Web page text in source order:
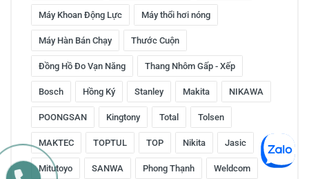
Máy Khoan Động Lực Máy thổi hơi nóng
Máy Hàn Bán Chạy Thước Cuộn
Đồng Hồ Đo Vạn Năng Thang Nhôm Gấp - Xếp
Bosch Hồng Ký Stanley Makita NIKAWA
POONGSAN Kingtony Total Tolsen
MAKTEC TOPTUL TOP Nikita Jasic
Mitutoyo SANWA Phong Thạnh Weldcom